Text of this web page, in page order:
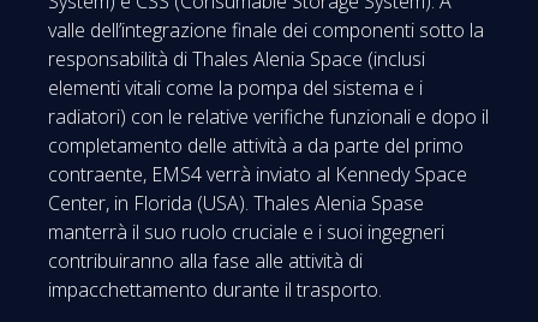
valle dell’integrazione finale dei componenti sotto la
responsabilità di Thales Alenia Space (inclusi
elementi vitali come la pompa del sistema e i
radiatori) con le relative verifiche funzionali e dopo il
completamento delle attività a da parte del primo
contraente, EMS4 verrà inviato al Kennedy Space
Center, in Florida (USA). Thales Alenia Spase
manterrà il suo ruolo cruciale e i suoi ingegneri
contribuiranno alla fase alle attività di
impacchettamento durante il trasporto.